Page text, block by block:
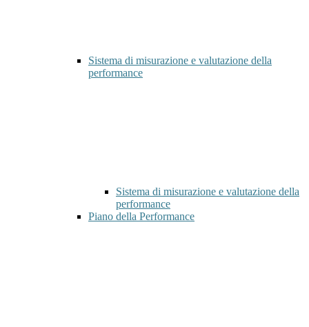
Sistema di misurazione e valutazione della
performance
Sistema di misurazione e valutazione della
performance
Piano della Performance